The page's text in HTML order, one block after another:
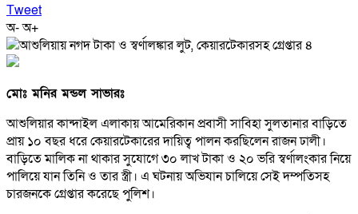
Tweet
অ-অ+
মোঃ মনির মন্ডল সাভারঃ
আশুলিয়ার কান্দাইল এলাকায় আমেরিকান প্রবাসী সাবিহা সুলতানার বাড়িতে
প্রায় ১০ বছর ধরে কেয়ারটেকারের দায়িত্ব পালন করছিলেন রাজন ঢালী।
বাড়িতে মালিক না থাকার সুযোগে ৩০ লাখ টাকা ও ২০ ভরি স্বর্ণালংকার নিয়ে
পালিয়ে যান তিনি ও তার স্ত্রী। এ ঘটনায় অভিযান চালিয়ে সেই দম্পতিসহ
চারজনকে গ্রেপ্তার করেছে পুলিশ।